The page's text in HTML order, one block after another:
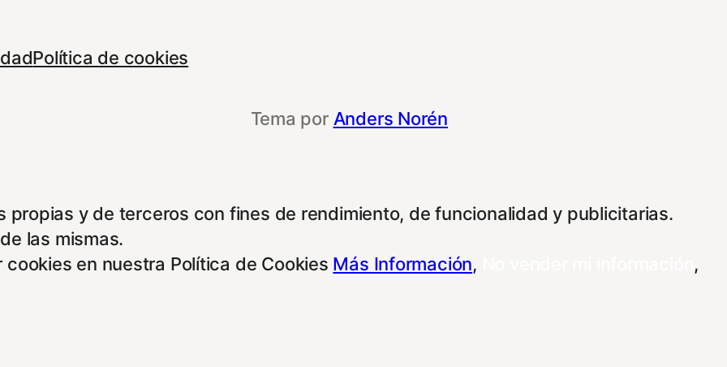
Política de cookies
Tema por Anders Norén
propias y de terceros con fines de rendimiento, de funcionalidad y publicitarias.
las mismas.
en nuestra Política de Cookies Más Información, ,